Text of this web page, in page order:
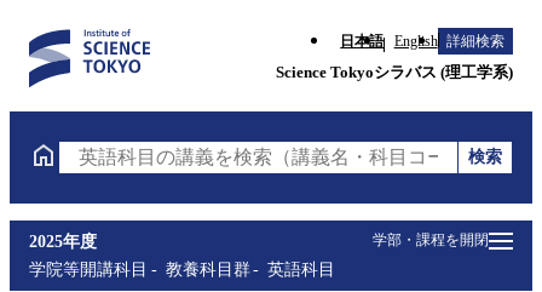
日本語 English 詳細検索
Science Tokyoシラバス (理工学系)
英語科目の講義を検索（講義名・科目コード・担当教
検索
学部・課程を開閉
2025年度
学院等開講科目
教養科目群 英語科目